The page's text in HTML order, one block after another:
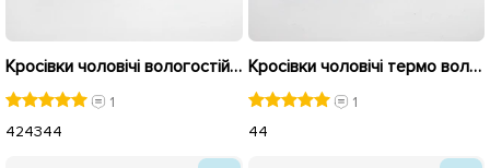
Кросівки чоловічі вологостійкі 593368 Чорні
1
424344
Кросівки чоловічі термо вологостійкі 593366 Чорні
1
44